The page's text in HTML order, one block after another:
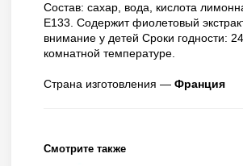
Состав: сахар, вода, кислота
E133. Содержит фиолетовый
внимание у детей Сроки годности:
комнатной температуре.
Страна изготовления — Франция
Смотрите также